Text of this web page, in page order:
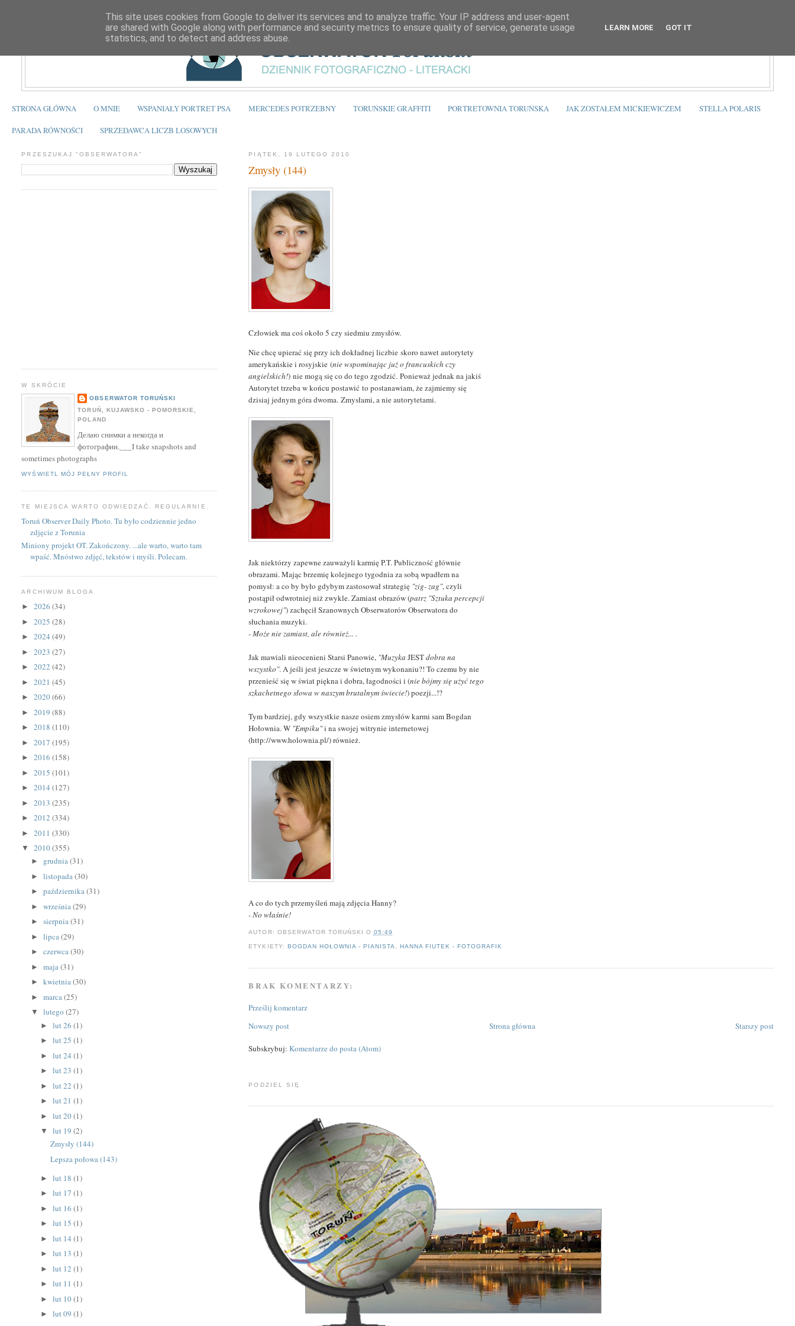
STRONA GŁÓWNA O MNIE WSPANIAŁY PORTRET PSA MERCEDES POTRZEBNY TORUŃSKIE GRAFFITI PORTRETOWNIA TORUŃSKA JAK ZOSTAŁEM MICKIEWICZEM STELLA POLARIS
PARADA RÓWNOŚCI SPRZEDAWCA LICZB LOSOWYCH
PIĄTEK, 19 LUTEGO 2010
Zmysły (144)
Człowiek ma coś około 5 czy siedmiu zmysłów.
Nie chcę upierać się przy ich dokładnej liczbie skoro nawet autorytety
amerykańskie i rosyjskie (nie wspominając już o francuskich czy
angielskich!) nie mogą się co do tego zgodzić. Ponieważ jednak na jakiś
Autorytet trzeba w końcu postawić to postanawiam, że zajmiemy się
dzisiaj jednym góra dwoma. Zmysłami, a nie autorytetami.
Jak niektórzy zapewne zauważyli karmię P.T. Publiczność głównie
obrazami. Mając brzemię kolejnego tygodnia za sobą wpadłem na
pomysł: a co by było gdybym zastosował strategię "zig- zag", czyli
postąpił odwrotniej niż zwykle. Zamiast obrazów (patrz "Sztuka percepcji
wzrokowej") zachęcił Szanownych Obserwatorów Obserwatora do
słuchania muzyki.
- Może nie zamiast, ale również... .
Jak mawiali nieocenieni Starsi Panowie, "Muzyka JESTdobra na
wszystko". A jeśli jest jeszcze w świetnym wykonaniu?! To czemu by nie
przenieść się w świat piękna i dobra, łagodności i (nie bójmy się użyć tego
szkachetnego słowa w naszym brutalnym świecie!) poezji...!?
Tym bardziej, gdy wszystkie nasze osiem zmysłów karmi sam Bogdan
Hołownia. W "Empiku"i na swojej witrynie internetowej
(http://www.holownia.pl/) również.
A co do tych przemyśleń mają zdjęcia Hanny?
- No właśnie!
AUTOR: OBSERWATOR TORUŃSKI O 05:49
ETYKIETY: BOGDAN HOŁOWNIA - PIANISTA HANNA FIUTEK - FOTOGRAFIK
BRAK KOMENTARZY:
Prześlij komentarz
Nowszy post
Starszy post
Strona główna
Subskrybuj:Komentarze do posta (Atom)
PODZIEL SIĘ
PRZESZUKAJ "OBSERWATORA"
W SKRÓCIE
OBSERWATOR TORUŃSKI
TORUŃ, KUJAWSKO - POMORSKIE,
POLAND
Делаю снимки а некогда и
фотографии.___I take snapshots and
sometimes photographs
WYŚWIETL MÓJ PEŁNY PROFIL
TE MIEJSCA WARTO ODWIEDZAĆ. REGULARNIE.
Toruń Observer Daily Photo. Tu było codziennie jedno
zdjęcie z Torunia
Miniony projekt OT. Zakończony. ...ale warto, warto tam
wpaść. Mnóstwo zdjęć, tekstów i myśli. Polecam.
ARCHIWUM BLOGA
►2026(34)
►2025(28)
►2024(49)
►2023(27)
►2022(42)
►2021(45)
►2020(66)
►2019(88)
►2018(110)
►2017(195)
►2016(158)
►2015(101)
►2014(127)
►2013(235)
►2012(334)
►2011(330)
▼2010(355)
► grudnia(31)
►listopada(30)
►października(31)
►września(29)
►sierpnia(31)
►lipca(29)
►czerwca(30)
►maja(31)
►kwietnia(30)
►marca(25)
▼lutego(27)
► lut 26 (1)
► lut 25 (1)
► lut 24 (1)
► lut 23 (1)
► lut 22 (1)
► lut 21 (1)
► lut 20(1)
▼ lut 19 (2)
Zmysły (144)
Lepsza połowa (143)
► lut 18 (1)
► lut 17 (1)
► lut 16 (1)
► lut 15 (1)
► lut 14 (1)
► lut 13 (1)
► lut 12 (1)
► lut 11 (1)
► lut 10(1)
► lut 09 (1)
This site uses cookies from Google to deliver its services and to analyze traffic. Your IP address and user-agent
are shared with Google along with performance and security metrics to ensure quality of service, generate usage
statistics, and to detect and address abuse.
LEARN MORE GOT IT